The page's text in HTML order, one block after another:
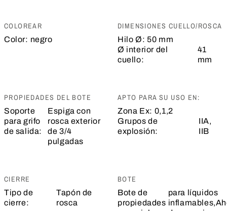
COLOREAR
Color: negro
DIMENSIONES CUELLO/ROSCA
Hilo Ø: 50 mm
Ø interior del
cuello:
41
mm
PROPIEDADES DEL BOTE
Soporte
para grifo
de salida:
Espiga con
rosca exterior
de 3/4
pulgadas
APTO PARA SU USO EN:
Zona Ex: 0,1,2
Grupos de
explosión:
IIA,
IIB
CIERRE
Tipo de
cierre:
Tapón de
rosca
BOTE
Bote de
propiedades
para líquidos